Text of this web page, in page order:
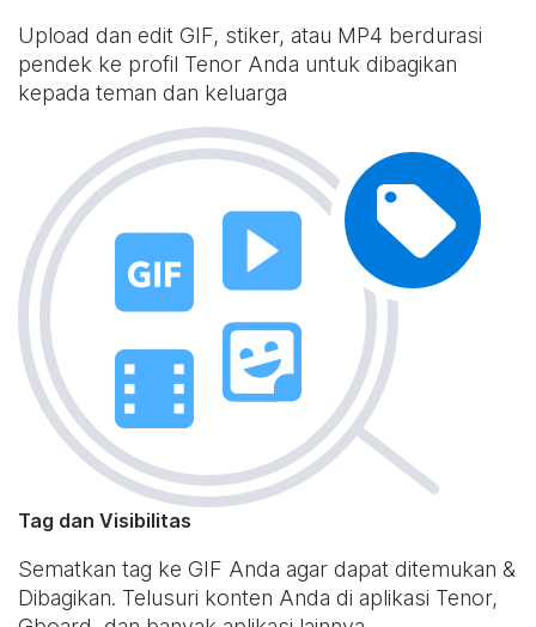
Upload dan edit GIF, stiker, atau MP4 berdurasi
pendek ke profil Tenor Anda untuk dibagikan
kepada teman dan keluarga
Tag dan Visibilitas
Sematkan tag ke GIF Anda agar dapat ditemukan &
Dibagikan. Telusuri konten Anda di aplikasi Tenor,